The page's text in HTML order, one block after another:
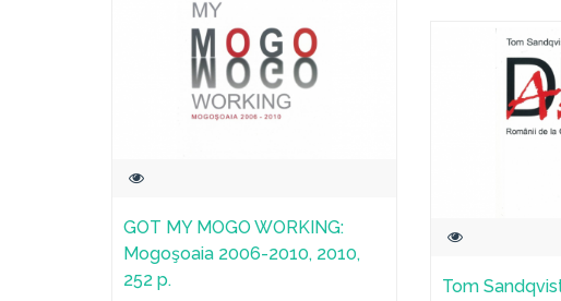
GOT MY MOGO WORKING:
Mogoşoaia 2006-2010, 2010,
252 p.
Tom